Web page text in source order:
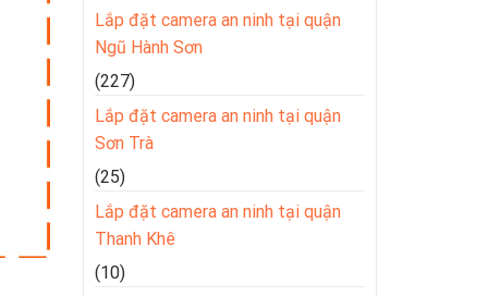
Lắp đặt camera an ninh tại quận
Ngũ Hành Sơn
(227)
Lắp đặt camera an ninh tại quận
Sơn Trà
(25)
Lắp đặt camera an ninh tại quận
Thanh Khê
(10)